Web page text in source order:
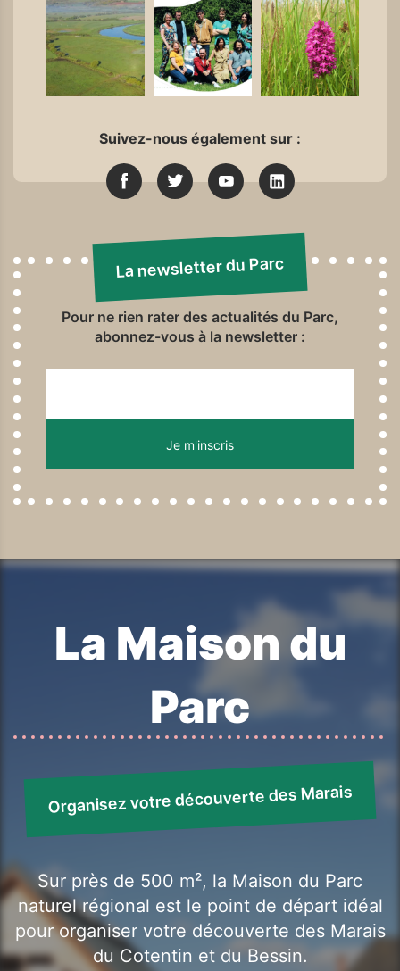
Suivez-nous également sur :
La newsletter du Parc
Pour ne rien rater des actualités du Parc,
abonnez-vous à la newsletter :
La Maison du
Parc
Organisez votre découverte des Marais
Sur près de 500 m², la Maison du Parc
naturel régional est le point de départ idéal
pour organiser votre découverte des Marais
du Cotentin et du Bessin.